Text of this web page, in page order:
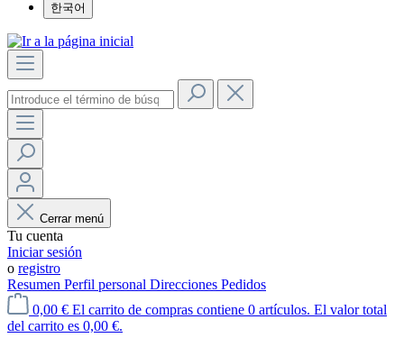
한국어
Cerrar menú
Tu cuenta
Iniciar sesión
o registro
Resumen Perfil personal Direcciones Pedidos
0,00 € El carrito de compras contiene 0 artículos. El valor total
del carrito es 0,00 €.